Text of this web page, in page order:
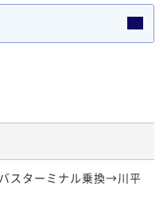
スターミナル乗換→川平